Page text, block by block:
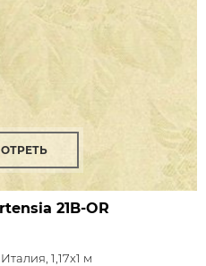
21B-OR
Италия, 1,17x1 м